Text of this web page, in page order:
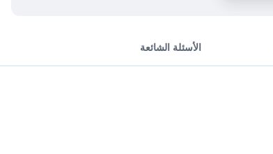
الأسئلة الشائعة